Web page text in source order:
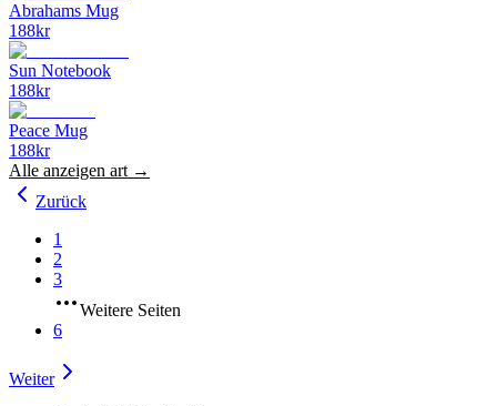
Abrahams Mug
188kr
Sun Notebook
188kr
Peace Mug
188kr
Alle anzeigen art →
Zurück
1
2
3
Weitere Seiten
6
Weiter